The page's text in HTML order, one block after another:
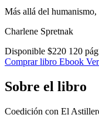
Más allá del
Charlene Spretnak
Disponible $220 120
Comprar libro Ebook
Sobre el libro
Coedición con El